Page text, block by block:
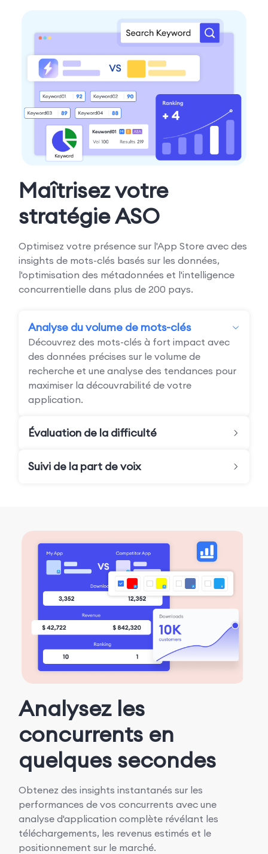
Maîtrisez votre
stratégie ASO
Optimisez votre présence sur l'App Store avec des
insights de mots-clés basés sur les données,
l'optimisation des métadonnées et l'intelligence
concurrentielle dans plus de 200 pays.
Analyse du volume de mots-clés
Découvrez des mots-clés à fort impact avec
des données précises sur le volume de
recherche et une analyse des tendances pour
maximiser la découvrabilité de votre
application.
Évaluation de la difficulté
Suivi de la part de voix
Analysez les
concurrents en
quelques secondes
Obtenez des insights instantanés sur les
performances de vos concurrents avec une
analyse d'application complète révélant les
téléchargements, les revenus estimés et le
positionnement sur le marché.